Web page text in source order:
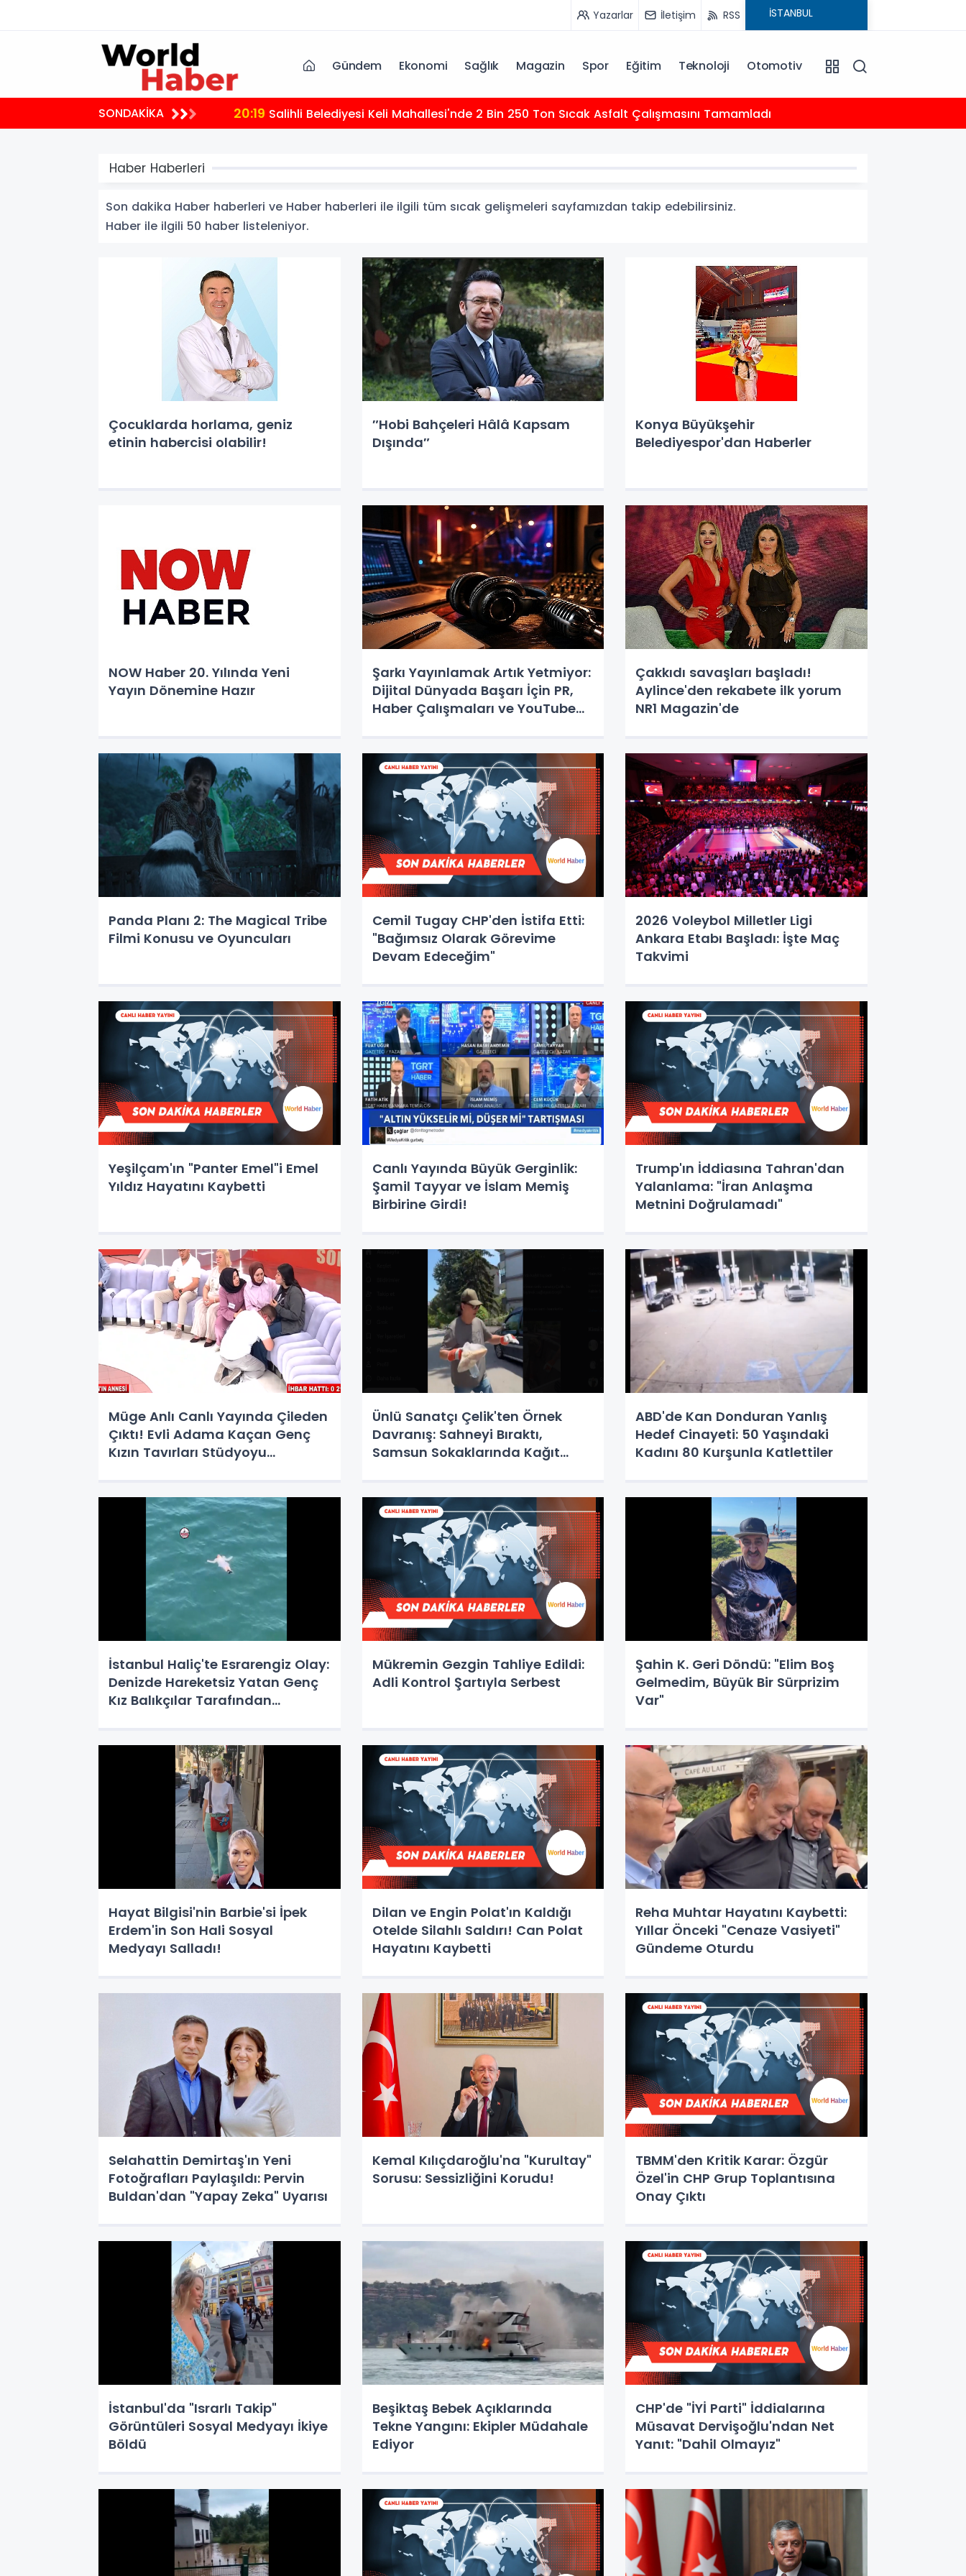
Yazarlar İletişim RSS
Gündem Ekonomi Sağlık Magazin Spor Eğitim Teknoloji Otomotiv
SONDAKİKA 20:19 Salihli Belediyesi Keli Mahallesi'nde 2 Bin 250 Ton Sıcak Asfalt Çalışmasını Tamamladı
Haber Haberleri
Son dakika Haber haberleri ve Haber haberleri ile ilgili tüm sıcak gelişmeleri sayfamızdan takip edebilirsiniz.
Haber ile ilgili 50 haber listeleniyor.
Çocuklarda horlama, geniz
etinin habercisi olabilir!
″Hobi Bahçeleri Hâlâ Kapsam
Dışında″
Konya Büyükşehir
Belediyespor'dan Haberler
NOW Haber 20. Yılında Yeni
Yayın Dönemine Hazır
Şarkı Yayınlamak Artık Yetmiyor:
Dijital Dünyada Başarı İçin PR,
Haber Çalışmaları ve YouTube
Çakkıdı savaşları başladı!
Aylince'den rekabete ilk yorum
NR1 Magazin'de
Panda Planı 2: The Magical Tribe
Filmi Konusu ve Oyuncuları
Cemil Tugay CHP'den İstifa Etti:
"Bağımsız Olarak Görevime
Devam Edeceğim"
2026 Voleybol Milletler Ligi
Ankara Etabı Başladı: İşte Maç
Takvimi
Yeşilçam'ın "Panter Emel"i Emel
Yıldız Hayatını Kaybetti
Canlı Yayında Büyük Gerginlik:
Şamil Tayyar ve İslam Memiş
Birbirine Girdi!
Trump'ın İddiasına Tahran'dan
Yalanlama: "İran Anlaşma
Metnini Doğrulamadı"
Müge Anlı Canlı Yayında Çileden
Çıktı! Evli Adama Kaçan Genç
Kızın Tavırları Stüdyoyu
Ünlü Sanatçı Çelik'ten Örnek
Davranış: Sahneyi Bıraktı,
Samsun Sokaklarında Kağıt
ABD'de Kan Donduran Yanlış
Hedef Cinayeti: 50 Yaşındaki
Kadını 80 Kurşunla Katlettiler
İstanbul Haliç'te Esrarengiz Olay:
Denizde Hareketsiz Yatan Genç
Kız Balıkçılar Tarafından
Mükremin Gezgin Tahliye Edildi:
Adli Kontrol Şartıyla Serbest
Şahin K. Geri Döndü: "Elim Boş
Gelmedim, Büyük Bir Sürprizim
Var"
Hayat Bilgisi'nin Barbie'si İpek
Erdem'in Son Hali Sosyal
Medyayı Salladı!
Dilan ve Engin Polat'ın Kaldığı
Otelde Silahlı Saldırı! Can Polat
Hayatını Kaybetti
Reha Muhtar Hayatını Kaybetti:
Yıllar Önceki "Cenaze Vasiyeti"
Gündeme Oturdu
Selahattin Demirtaş'ın Yeni
Fotoğrafları Paylaşıldı: Pervin
Buldan'dan "Yapay Zeka" Uyarısı
Kemal Kılıçdaroğlu'na "Kurultay"
Sorusu: Sessizliğini Korudu!
TBMM'den Kritik Karar: Özgür
Özel'in CHP Grup Toplantısına
Onay Çıktı
İstanbul'da "Israrlı Takip"
Görüntüleri Sosyal Medyayı İkiye
Böldü
Beşiktaş Bebek Açıklarında
Tekne Yangını: Ekipler Müdahale
Ediyor
CHP'de "İYİ Parti" İddialarına
Müsavat Dervişoğlu'ndan Net
Yanıt: "Dahil Olmayız"